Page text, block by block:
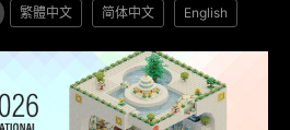
繁體中文 简体中文 English